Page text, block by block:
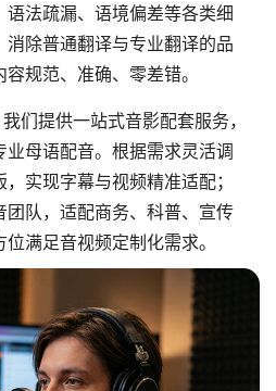
法疏漏、语境偏差等各类细
除普通翻译与专业翻译的品
规范、准确、零差错。
们提供一站式音影配套服务，
母语配音。根据需求灵活调
实现字幕与视频精准适配；
队，适配商务、科普、宣传
满足音视频定制化需求。